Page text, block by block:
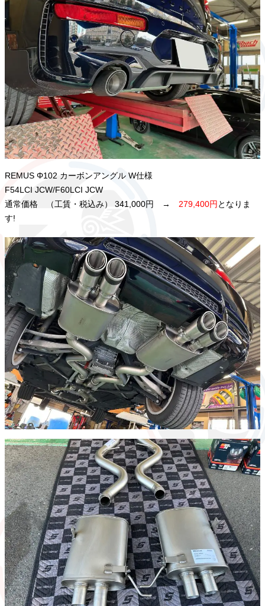
REMUS Φ102 カーボンアングル W仕様
F54LCI JCW/F60LCI JCW
通常価格 （工賃・税込み） 341,000円 → 279,400円 となりま
す!